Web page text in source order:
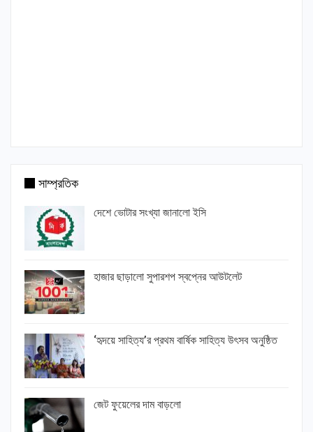
সাম্প্রতিক
দেশে ভোটার সংখ্যা জানালো ইসি
হাজার ছাড়ালো সুপারশপ স্বপ্নের আউটলেট
‘হৃদয়ে সাহিত্য’র প্রথম বার্ষিক সাহিত্য উৎসব অনুষ্ঠিত
জেট ফুয়েলের দাম বাড়লো